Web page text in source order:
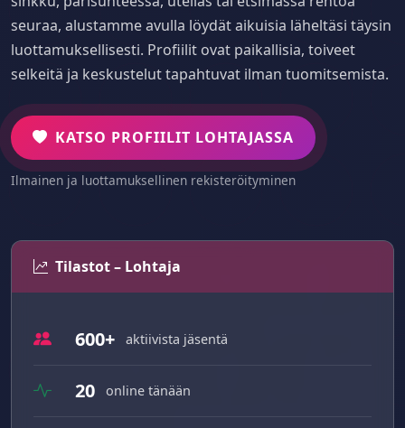
seuraa, alustamme avulla löydät aikuisia läheltäsi täysin
luottamuksellisesti. Profiilit ovat paikallisia, toiveet
selkeitä ja keskustelut tapahtuvat ilman tuomitsemista.
KATSO PROFIILIT LOHTAJASSA
Ilmainen ja luottamuksellinen rekisteröityminen
Tilastot – Lohtaja
600+ aktiivista jäsentä
20 online tänään